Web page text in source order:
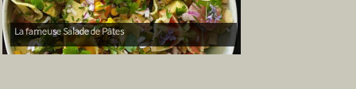
La fameuse Salade de Pâtes